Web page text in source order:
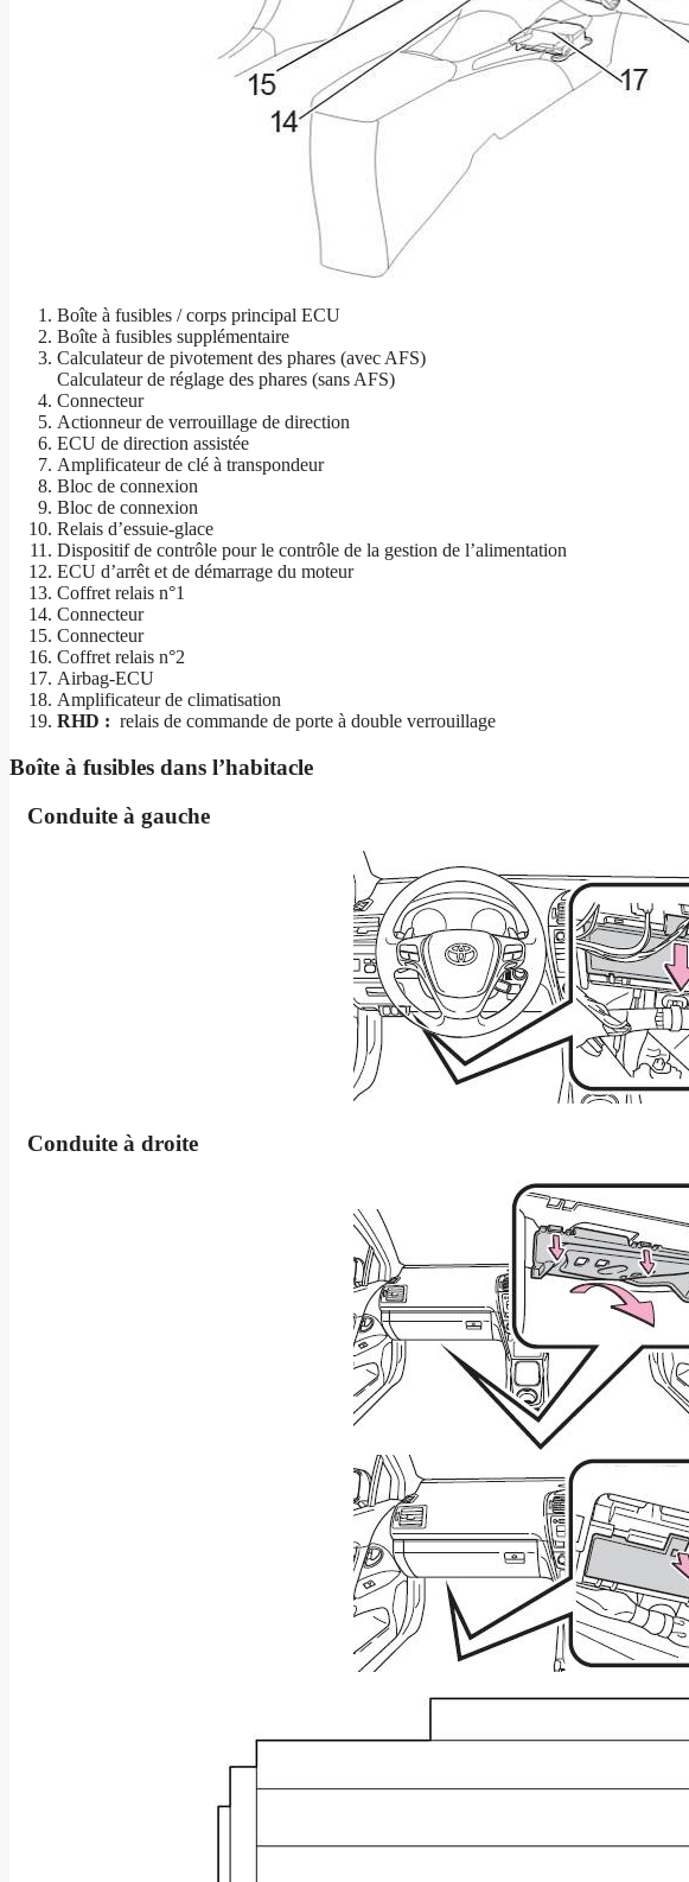
Boîte à fusibles / corps principal ECU
Boîte à fusibles supplémentaire
Calculateur de pivotement des phares (avec AFS)
Calculateur de réglage des phares (sans AFS)
Connecteur
Actionneur de verrouillage de direction
ECU de direction assistée
Amplificateur de clé à transpondeur
Bloc de connexion
Bloc de connexion
Relais d’essuie-glace
Dispositif de contrôle pour le contrôle de la gestion de l’alimentation
ECU d’arrêt et de démarrage du moteur
Coffret relais n°1
Connecteur
Connecteur
Coffret relais n°2
Airbag-ECU
Amplificateur de climatisation
RHD : relais de commande de porte à double verrouillage
Boîte à fusibles dans l’habitacle
Conduite à gauche
Conduite à droite